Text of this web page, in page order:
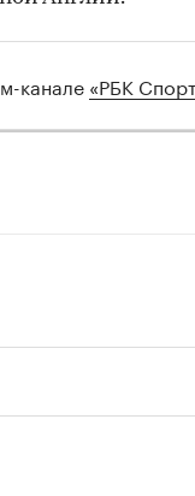
канале «РБК